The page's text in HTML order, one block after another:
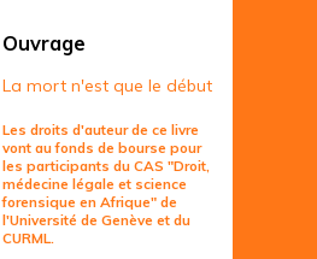
Ouvrage
La mort n'est que le début
Les droits d'auteur de ce livre
vont au fonds de bourse pour
les participants du CAS "Droit,
médecine légale et science
forensique en Afrique" de
l'Université de Genève et du
CURML.